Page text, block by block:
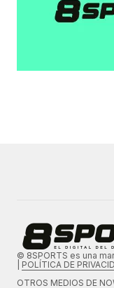
© 8SPORTS es una
POLÍTICA DE
OTROS MEDIOS DE